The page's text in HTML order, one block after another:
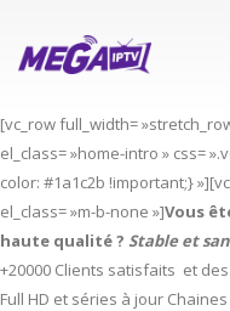
[vc_row full_width=
el_class= »home-intro » css=
color: #1a1c2b !important;}
el_class= »m-b-none »]Vous
haute qualité ? Stable et
+20000 Clients satisfaits et
Full HD et séries à jour